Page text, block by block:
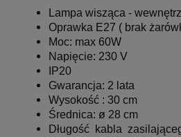
Lampa wisząca -
Oprawka E27 ( brak
Moc: max 60W
Napięcie: 230 V
IP20
Gwarancja: 2 lata
Wysokość : 30 cm
Średnica: ø 28 cm
Długość kabla